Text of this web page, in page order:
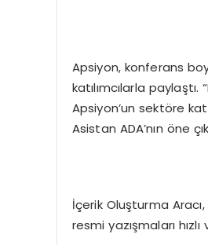
Apsiyon, konferans
katılımcılarla
Apsiyon’un sektöre
Asistan ADA’nın öne
İçerik Oluşturma
resmi yazışmaları